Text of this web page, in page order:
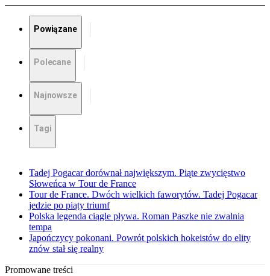
Powiązane
Polecane
Najnowsze
Tagi
Tadej Pogacar dorównał największym. Piąte zwycięstwo
Słoweńca w Tour de France
Tour de France. Dwóch wielkich faworytów. Tadej Pogacar
jedzie po piąty triumf
Polska legenda ciągle pływa. Roman Paszke nie zwalnia
tempa
Japończycy pokonani. Powrót polskich hokeistów do elity
znów stał się realny
Promowane treści